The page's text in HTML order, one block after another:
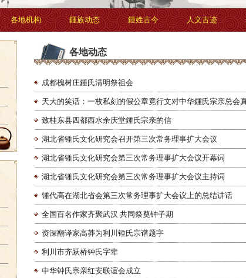
各地机构 鍾族动态 鍾姓古今 人文古迹
各地动态
成都槐树庄鍾氏清明祭祖会
天大的笑话：一枚私刻的假公章竟行文对中华鍾氏宗亲总会
致桂东县四都西水余庆堂鍾氏宗亲的信
湖北省锺氏文化研究会召开第三次常务理事扩大会议
湖北省锺氏文化研究会第三次常务理事扩大会议开幕词
湖北省锺氏文化研究会第三次常务理事扩大会议主持词
锺代高在湖北省会第三次常务理事扩大会议上的总结讲话
全国百名作家齐聚武汉 共同祭奠钟子期
资深翻译家高莽为利川锺氏宗谱题字
利川市齐跃桥钟氏字辈
中华钟氏宗亲红安联谊会成立